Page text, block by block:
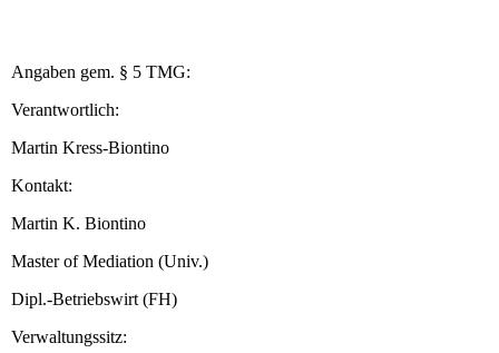
Angaben gem. § 5 TMG:
Verantwortlich:
Martin Kress-Biontino
Kontakt:
Martin K. Biontino
Master of Mediation (Univ.)
Dipl.-Betriebswirt (FH)
Verwaltungssitz: